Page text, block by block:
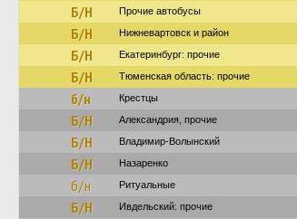
Б/Н Прочие автобусы
Б/Н Нижневартовск и район
Б/Н Екатеринбург: прочие
Б/Н Тюменская область: прочие
б/н Крестцы
Б/Н Александрия, прочие
Б/Н Владимир-Волынский
Б/Н Назаренко
б/н Ритуальные
Б/Н Ивдельский: прочие